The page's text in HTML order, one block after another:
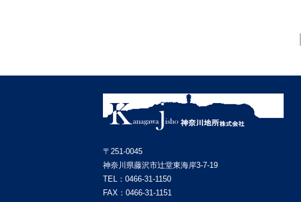
〒251-0045
神奈川県藤沢市辻堂東海岸3-7-19
TEL： 0466-31-1150
FAX：0466-31-1151